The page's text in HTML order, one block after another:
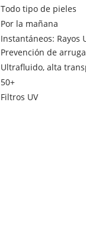
Todo tipo de pieles
Por la mañana
Instantáneos: Rayos
Prevención de
Ultrafluido, alta
50+
Filtros UV